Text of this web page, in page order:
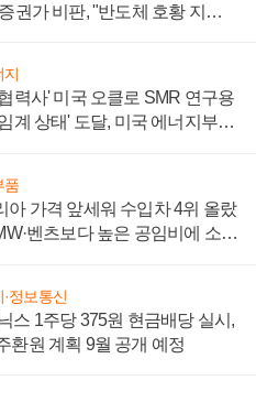
권가 비판, "반도체 호황 지속
지
력사' 미국 오클로 SMR 연구용
계 상태' 도달, 미국 에너지부
품
아 가격 앞세워 수입차 4위 올랐
벤츠보다 높은 공임비에 소비
정보통신
스 1주당 375원 현금배당 실시,
환원 계획 9월 공개 예정